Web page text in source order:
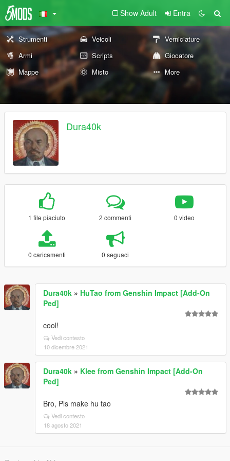
Show Adult Entra
Strumenti Veicoli
Verniciature
Armi
Scripts
Giocatore
Mappe
Misto More
Dura40k
1 file piaciuto 2 commenti 0 video
0 caricamenti 0 seguaci
Dura40k » HuTao from Genshin Impact [Add-On
Ped]
cool!
Vedi contesto
10 dicembre 2021
Dura40k » Klee from Genshin Impact [Add-On
Ped]
Bro, Pls make hu tao
Vedi contesto
18 agosto 2021